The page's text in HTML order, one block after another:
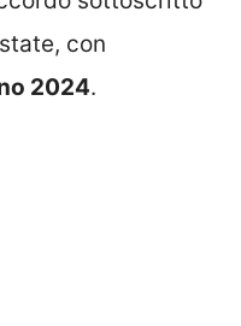
con
2024.